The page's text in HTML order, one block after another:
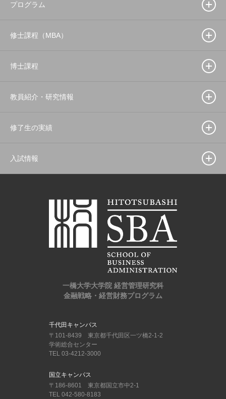
プログラム
修士課程（MBA）
博士課程
教員紹介・研究情報
修了生の実績
入試情報
一橋大学大学院 経営管理研究科
金融戦略・経営財務プログラム
千代田キャンパス
〒101-8439 東京都千代田区一ツ橋2-1-2
学術総合センター
TEL 03-4212-3000
国立キャンパス
〒186-8601 東京都国立市中2-1
TEL 042-580-8183